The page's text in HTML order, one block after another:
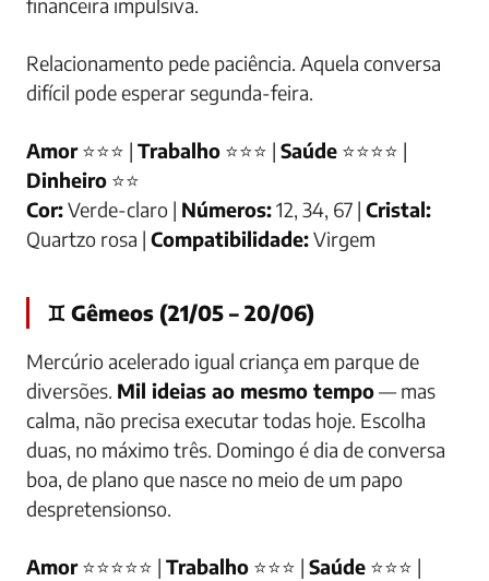
financeira impulsiva.
Relacionamento pede paciência. Aquela conversa
difícil pode esperar segunda-feira.
Amor⭐⭐⭐ | Trabalho ⭐⭐⭐ | Saúde ⭐⭐⭐⭐ |
Dinheiro ⭐⭐
Cor:Verde-claro | Números:12, 34, 67 | Cristal:
Quartzo rosa | Compatibilidade:Virgem
♊ Gêmeos (21/05 – 20/06)
Mercúrio acelerado igual criança em parque de
diversões. Mil ideias ao mesmo tempo— mas
calma, não precisa executar todas hoje. Escolha
duas, no máximo três. Domingo é dia de conversa
boa, de plano que nasce no meio de um papo
despretensionso.
Amor⭐⭐⭐⭐⭐ | Trabalho ⭐⭐⭐ | Saúde ⭐⭐⭐ |